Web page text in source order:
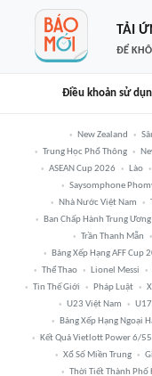
TẢI
ĐỂ
Điều khoản sử
New Zealand
Trung Học Phổ Thông
ASEAN Cup 2026
Lào
Saysomphone
Nhà Nước Việt Nam
Ban Chấp Hành Trung
Trần Thanh Mẫn
Bảng Xếp Hạng AFF Cup
Thể Thao
Lionel Messi
Tin Thế Giới
Pháp Luật
U23 Việt Nam
Bảng Xếp Hạng Ngoại
Kết Quả Vietlott Power 6/55
Xổ Số Miền Trung
Thời Tiết Thành Phố